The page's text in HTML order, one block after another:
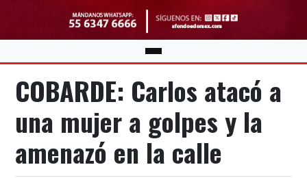
COBARDE: Carlos atacó a
una mujer a golpes y la
amenazó en la calle